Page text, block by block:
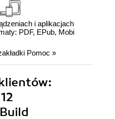
i aplikacjach
PDF, EPub, Mobi
Pomoc »